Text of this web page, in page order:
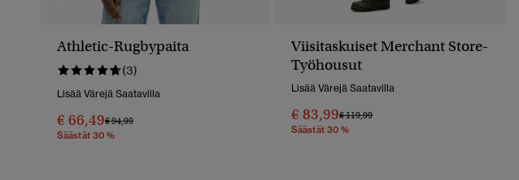
Athletic-Rugbypaita
(3)
Lisää Värejä Saatavilla
€ 66,49Hinta Alennettu Hinnasta
€ 94,99Hintaan
Säästät 30 %
Viisitaskuiset Merchant Store-
Työhousut
Lisää Värejä Saatavilla
€ 83,99Hinta Alennettu Hinnasta
€ 119,99Hintaan
Säästät 30 %